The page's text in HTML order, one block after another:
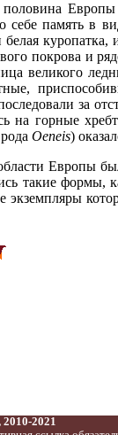
половина
память в
куропатка,
покрова и
великого
за
на горные
рода Oeneis)
Европы
такие формы,
экземпляры
2021